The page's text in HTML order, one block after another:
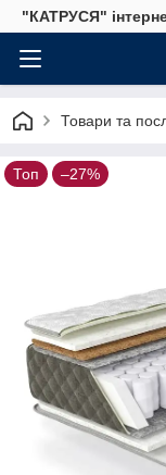
"КАТРУСЯ"
Товари та
Топ –27%